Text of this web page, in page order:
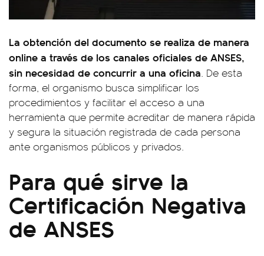
La obtención del documento se realiza de manera
online a través de los canales oficiales de ANSES,
sin necesidad de concurrir a una oficina . De esta
forma, el organismo busca simplificar los
procedimientos y facilitar el acceso a una
herramienta que permite acreditar de manera rápida
y segura la situación registrada de cada persona
ante organismos públicos y privados.
Para qué sirve la
Certificación Negativa
de ANSES